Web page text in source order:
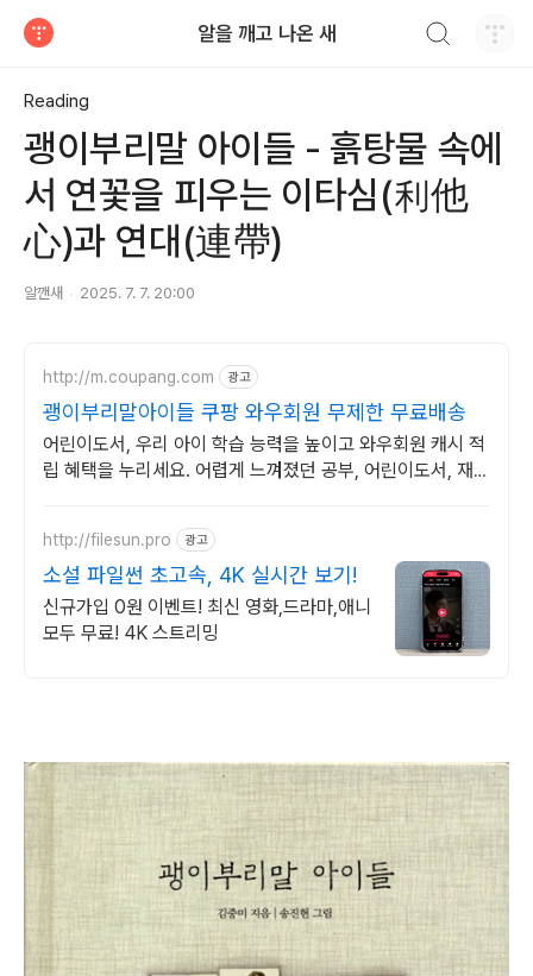
알을 깨고 나온 새
Reading
괭이부리말 아이들 - 흙탕물 속에
서 연꽃을 피우는 이타심(利他
心)과 연대(連帶)
알깬새 2025. 7. 7. 20:00
http://m.coupang.com 광고
괭이부리말아이들 쿠팡 와우회원 무제한 무료배송
어린이도서, 우리 아이 학습 능력을 높이고 와우회원 캐시 적
립 혜택을 누리세요. 어렵게 느껴졌던 공부, 어린이도서, 재미
http://filesun.pro 광고
소설 파일썬 초고속, 4K 실시간 보기!
신규가입 0원 이벤트! 최신 영화,드라마,애니
모두 무료! 4K 스트리밍